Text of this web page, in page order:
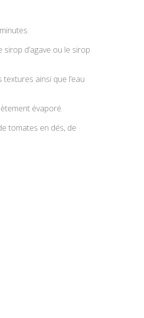
d’agave ou le sirop
ainsi que l’eau
évaporé.
tomates en dés, de